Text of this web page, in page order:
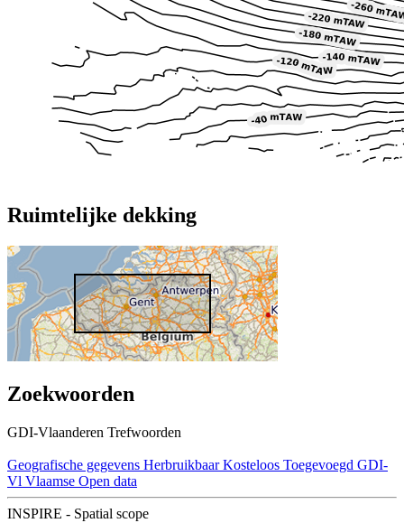
Ruimtelijke dekking
Zoekwoorden
GDI-Vlaanderen Trefwoorden
Geografische gegevens Herbruikbaar Kosteloos Toegevoegd GDI-
Vl Vlaamse Open data
INSPIRE - Spatial scope